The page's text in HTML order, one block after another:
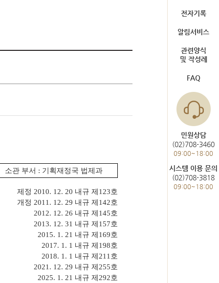
미개정 법령현황
헌법불합치결정
소관 부서 : 기획재정국 법제과
제정 2010. 12. 20 내규 제 123호
개정 2011. 12. 29 내규 제 142호
2012. 12. 26 내규 제 145호
2013. 12. 31 내규 제 157호
2015. 1. 21 내규 제 169호
2017. 1. 1 내규 제 198호
2018. 1. 1 내규 제 211 호
2021. 12. 29 내규 제 255호
2025. 1. 21 내규 제 292호
전자기록
알림서비스
관련양식
및 작성례
FAQ
민원상담
(02)708-3460
09:00~18:00
시스템 이용 문의
(02)708-3818
09:00~18:00